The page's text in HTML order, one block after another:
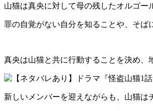
山猫は真央に対して母の残したオルゴー
罪の自覚がない自分を知ることや、そば
真央は山猫と共に行動することを決め、
新しいメンバーを迎えながらも、山猫は